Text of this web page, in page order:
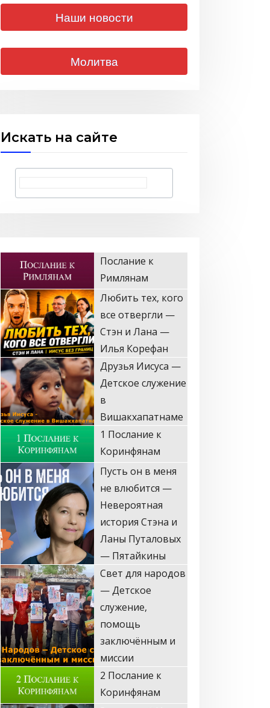
Наши новости
Молитва
Искать на сайте
Любить тех, кого
все отвергли —
Стэн и Лана —
Илья Корефан
Друзья Иисуса —
Детское служение
в
Вишакхапатнаме
1 Послание к
Коринфянам
Пусть он в меня
не влюбится —
Невероятная
история Стэна и
Ланы Путаловых
— Пятайкины
Свет для народов
— Детское
служение,
помощь
заключённым и
миссии
2 Послание к
Коринфянам
Запретный Иисус
(Стэн и Лана —